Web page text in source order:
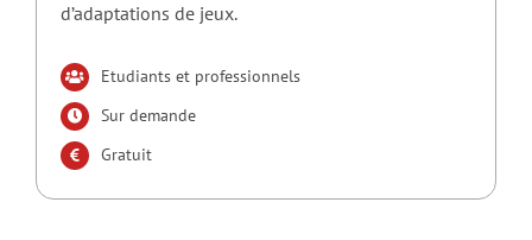
d’adaptations de jeux.
Etudiants et professionnels
Sur demande
Gratuit